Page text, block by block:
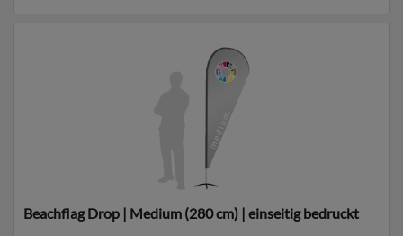
Beachflag Drop | Medium (280 cm) | einseitig bedruckt